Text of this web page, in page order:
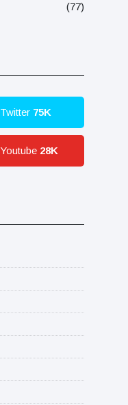
(77)
Twitter 75K
Youtube 28K